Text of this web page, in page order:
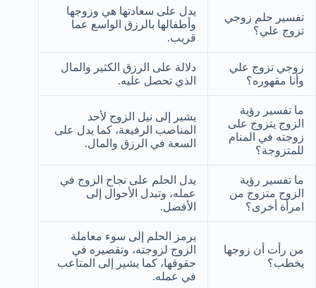
تفسير حلم زوجي
تزوج علي؟
يدل على سعادتها هي وزوجها
وأطفالها بالرزق الواسع عما
قريب.
زوجي تزوج علي
وأنا مقهوره؟
دلالة على الرزق الكثير والمال
الذي تحصل عليه.
ما تفسير رؤية
الزوج يتزوج على
زوجته في المنام
للمتزوجة؟
يشير إلى نيل الزوج لأحد
المناصب الرفيعة، كما يدل على
السعة في الرزق والمال.
ما تفسير رؤية
الزوج متزوج من
امرأة أخرى؟
يدل الحلم على نجاح الزوج في
عمله، وتبدل الأحوال إلى
الأفضل.
من رأت أن زوجها
يخطب؟
يرمز الحلم إلى سوء معاملة
الزوج لزوجته، وتقصيره في
حقوقها، كما يشير إلى المتاعب
في عمله.